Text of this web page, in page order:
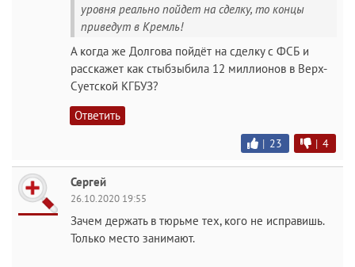
уровня реально пойдет на сделку, то концы
приведут в Кремль!
А когда же Долгова пойдёт на сделку с ФСБ и
расскажет как стыбзыбила 12 миллионов в Верх-
Суетской КГБУЗ?
Ответить
| 23 | 4
Сергей
26.10.2020 19:55
Зачем держать в тюрьме тех, кого не исправишь.
Только место занимают.